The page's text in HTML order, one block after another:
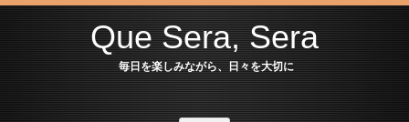
Que Sera, Sera
毎日を楽しみながら、日々を大切に